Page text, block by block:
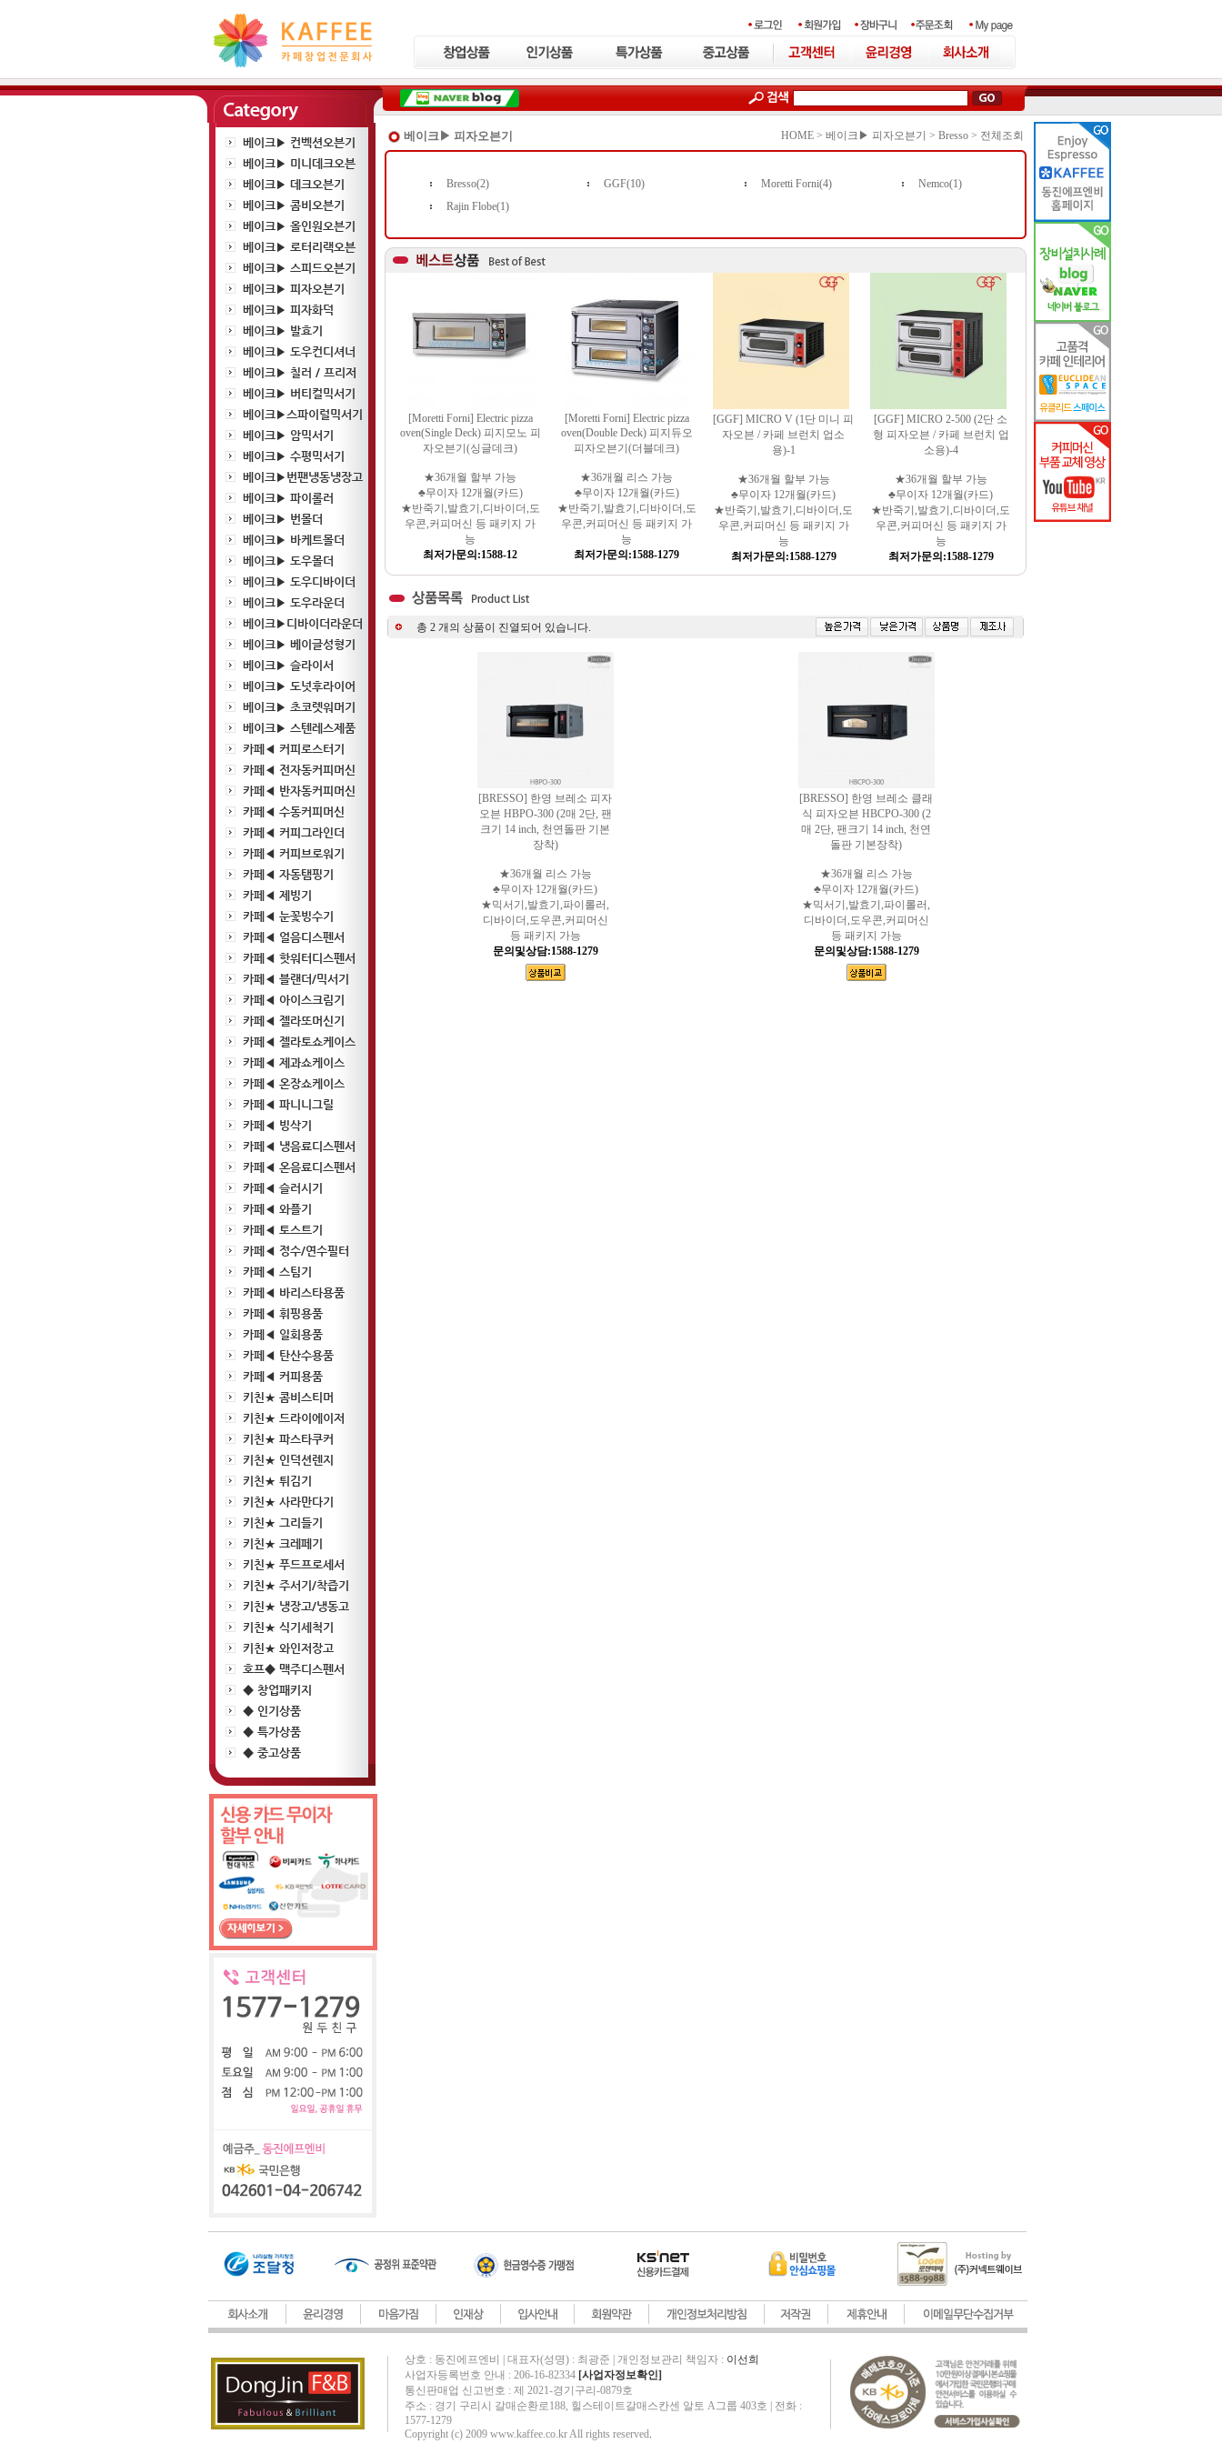
베이크▶ 컨벡션오븐기
베이크▶ 미니데크오븐
베이크▶ 데크오븐기
베이크▶ 콤비오븐기
베이크▶ 올인원오븐기
베이크▶ 로터리랙오븐
베이크▶ 스피드오븐기
베이크▶ 피자오븐기
베이크▶ 피자화덕
베이크▶ 발효기
베이크▶ 도우컨디셔너
베이크▶ 칠러 / 프리저
베이크▶ 버티컬믹서기
베이크▶스파이럴믹서기
베이크▶ 암믹서기
베이크▶ 수평믹서기
베이크▶번팬냉동냉장고
베이크▶ 파이롤러
베이크▶ 번몰더
베이크▶ 바케트몰더
베이크▶ 도우몰더
베이크▶ 도우디바이더
베이크▶ 도우라운더
베이크▶디바이더라운더
베이크▶ 베이글성형기
베이크▶ 슬라이서
베이크▶ 도넛후라이어
베이크▶ 초코렛워머기
베이크▶ 스텐레스제품
카페◀ 커피로스터기
카페◀ 전자동커피머신
카페◀ 반자동커피머신
카페◀ 수동커피머신
카페◀ 커피그라인더
카페◀ 커피브로워기
카페◀ 자동탬핑기
카페◀ 제빙기
카페◀ 눈꽃빙수기
카페◀ 얼음디스펜서
카페◀ 핫워터디스펜서
카페◀ 블랜더/믹서기
카페◀ 아이스크림기
카페◀ 젤라또머신기
카페◀ 젤라토쇼케이스
카페◀ 제과쇼케이스
카페◀ 온장쇼케이스
카페◀ 파니니그릴
카페◀ 빙삭기
카페◀ 냉음료디스펜서
카페◀ 온음료디스펜서
카페◀ 슬러시기
카페◀ 와플기
카페◀ 토스트기
카페◀ 정수/연수필터
카페◀ 스팀기
카페◀ 바리스타용품
카페◀ 휘핑용품
카페◀ 일회용품
카페◀ 탄산수용품
카페◀ 커피용품
키친★ 콤비스티머
키친★ 드라이에이저
키친★ 파스타쿠커
키친★ 인덕션렌지
키친★ 튀김기
키친★ 사라만다기
키친★ 그리들기
키친★ 크레페기
키친★ 푸드프로세서
키친★ 주서기/착즙기
키친★ 냉장고/냉동고
키친★ 식기세척기
키친★ 와인저장고
호프◆ 맥주디스펜서
◆ 창업패키지
◆ 인기상품
◆ 특가상품
◆ 중고상품
베이크▶ 피자오븐기 HOME > 베이크▶ 피자오븐기 > Bresso > 전체조회
Bresso(2) GGF(10) Moretti Forni(4)
Nemco(1)
Rajin Flobe(1)
[Moretti Forni] Electric pizza
oven(Single Deck) 피지모노 피
자오븐기(싱글데크)
★36개월 할부 가능
♣무이자 12개월(카드)
★반죽기,발효기,디바이더,도
우콘,커피머신 등 패키지 가
능
최저가문의:1588-12
[Moretti Forni] Electric pizza
oven(Double Deck) 피지듀오
피자오븐기(더블데크)
★36개월 리스 가능
♣무이자 12개월(카드)
★반죽기,발효기,디바이더,도
우콘,커피머신 등 패키지 가
능
최저가문의:1588-1279
[GGF] MICRO V (1단 미니 피
자오븐 / 카페 브런치 업소
용)-1
★36개월 할부 가능
♣무이자 12개월(카드)
★반죽기,발효기,디바이더,도
우콘,커피머신 등 패키지 가
능
최저가문의:1588-1279
[GGF] MICRO 2-500 (2단 소
형 피자오븐 / 카페 브런치 업
소용)-4
★36개월 할부 가능
♣무이자 12개월(카드)
★반죽기,발효기,디바이더,도
우콘,커피머신 등 패키지 가
능
최저가문의:1588-1279
총 2 개의 상품이 진열되어 있습니다.
[BRESSO] 한영 브레소 피자
오븐 HBPO-300 (2매 2단, 팬
크기 14 inch, 천연돌판 기본
장착)
★36개월 리스 가능
♣무이자 12개월(카드)
★믹서기,발효기,파이롤러,
디바이더,도우콘,커피머신
등 패키지 가능
문의및상담:1588-1279
[BRESSO] 한영 브레소 클래
식 피자오븐 HBCPO-300 (2
매 2단, 팬크기 14 inch, 천연
돌판 기본장착)
★36개월 리스 가능
♣무이자 12개월(카드)
★믹서기,발효기,파이롤러,
디바이더,도우콘,커피머신
등 패키지 가능
문의및상담:1588-1279
상호 : 동진에프엔비 | 대표자(성명) : 최광준 | 개인정보관리 책임자 : 이선희
사업자등록번호 안내 : 206-16-82334 [사업자정보확인]
통신판매업 신고번호 : 제 2021-경기구리-0879호
주소 : 경기 구리시 갈매순환로188, 힐스테이트갈매스칸센 알토 A그룹 403호 | 전화 :
1577-1279
Copyright (c) 2009 www.kaffee.co.kr All rights reserved.